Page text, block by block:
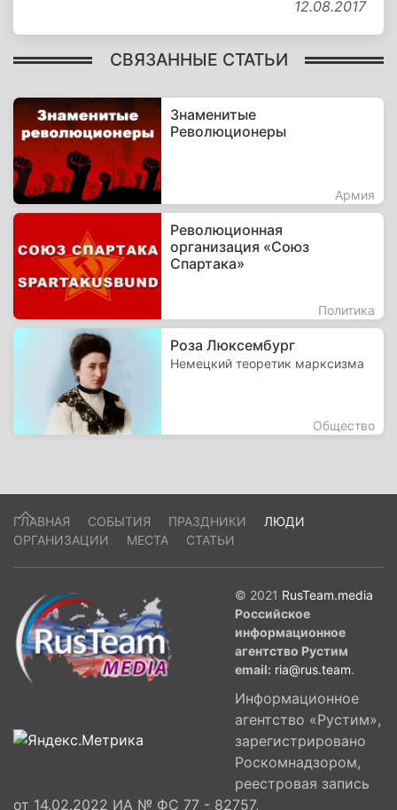
12.08.2017
СВЯЗАННЫЕ СТАТЬИ
Знаменитые
Революционеры
Армия
Революционная
организация «Союз
Спартака»
Политика
Роза Люксембург
Немецкий теоретик марксизма
Общество
ГЛАВНАЯ СОБЫТИЯ ПРАЗДНИКИ
ЛЮДИ
ОРГАНИЗАЦИИ
МЕСТА СТАТЬИ
© 2021 RusTeam.media
Российское
информационное
агентство Рустим
email: ria@rus.team.
Информационное
агентство «Рустим»,
зарегистрировано
Роскомнадзором,
реестровая запись
от 14.02.2022 ИА № ФС 77 - 82757,